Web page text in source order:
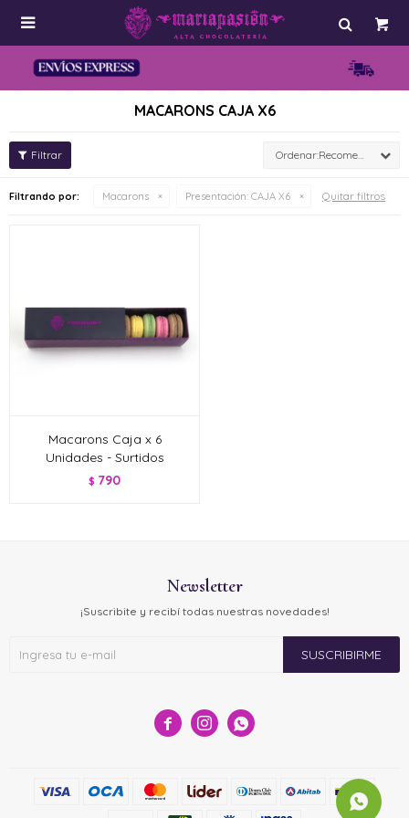

MACARONS CAJA X6
Recomendados
Filtrando por: Macarons Presentación: CAJA X6 Quitar filtros
Macarons Caja x 6
Unidades - Surtidos
$ 790
  
Newsletter
¡Suscribite y recibí todas nuestras novedades!
SUSCRIBIRME